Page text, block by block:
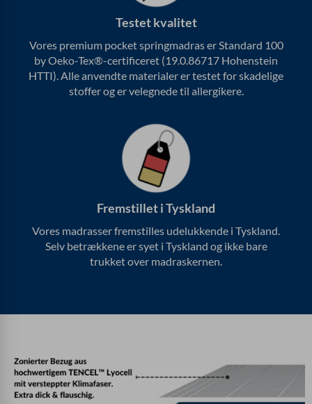
Testet kvalitet
Vores premium pocket springmadras er Standard 100
by Oeko-Tex®-certificeret (19.0.86717 Hohenstein
HTTI). Alle anvendte materialer er testet for skadelige
stoffer og er velegnede til allergikere.
Fremstillet i Tyskland
Vores madrasser fremstilles udelukkende i Tyskland.
Selv betrækkene er syet i Tyskland og ikke bare
trukket over madraskernen.